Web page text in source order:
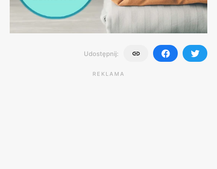
Udostępnij:
REKLAMA